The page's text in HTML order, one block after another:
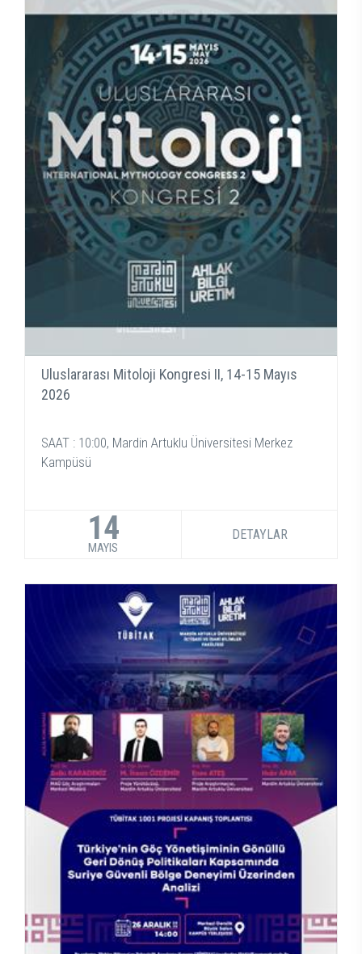
Uluslararası Mitoloji Kongresi II, 14-15 Mayıs
2026
SAAT : 10:00, Mardin Artuklu Üniversitesi Merkez
Kampüsü
14
MAYIS
DETAYLAR